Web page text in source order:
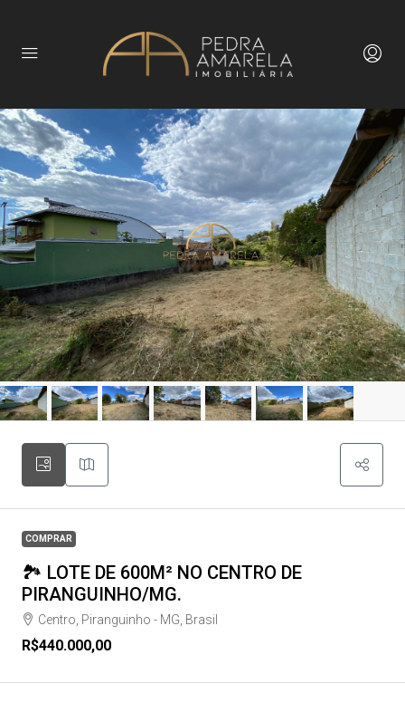
COMPRAR
🏞️ LOTE DE 600M² NO CENTRO DE
PIRANGUINHO/MG.
Centro, Piranguinho - MG, Brasil
R$440.000,00